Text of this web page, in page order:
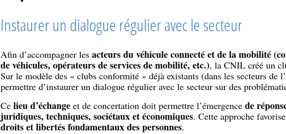
Instaurer un dialogue régulier avec le secteur
Afin d’accompagner les acteurs du véhicule connecté et de la mobilité
de véhicules, opérateurs de services de mobilité, etc.), la CNIL créé un
Sur le modèle des « clubs conformité » déjà existants (dans les secteurs de
permettre d’instaurer un dialogue régulier avec le secteur sur des
Ce lieu d’échangeet de concertation doit permettre l’émergence de
juridiques, techniques, sociétaux et économiques. Cette approche
droits et libertés fondamentaux des personnes.